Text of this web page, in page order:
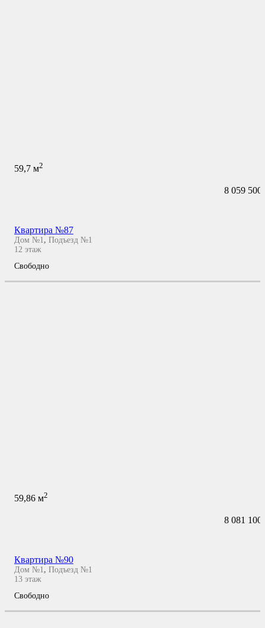
59,7 м2
8 059 500
Квартира №87
Дом №1 , Подъезд №1
12 этаж
Свободно
59,86 м2
8 081 100
Квартира №90
Дом №1, Подъезд №1
13 этаж
Свободно